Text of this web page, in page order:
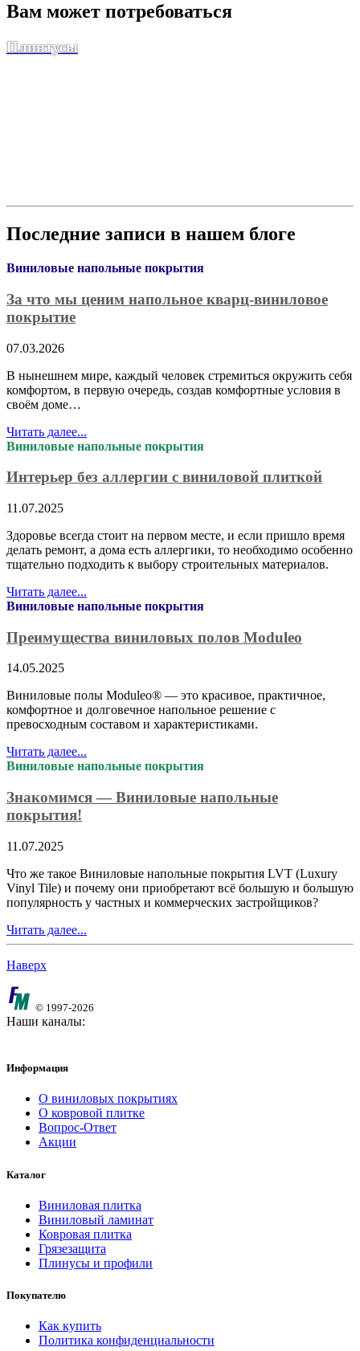
Вам может потребоваться
Плинтусы
Последние записи в нашем блоге
Виниловые напольные покрытия
За что мы ценим напольное кварц-виниловое
покрытие
07.03.2026
В нынешнем мире, каждый человек стремиться окружить себя
комфортом, в первую очередь, создав комфортные условия в
своём доме…
Читать далее...
Виниловые напольные покрытия
Интерьер без аллергии с виниловой плиткой
11.07.2025
Здоровье всегда стоит на первом месте, и если пришло время
делать ремонт, а дома есть аллергики, то необходимо особенно
тщательно подходить к выбору строительных материалов.
Читать далее...
Виниловые напольные покрытия
Преимущества виниловых полов Moduleo
14.05.2025
Виниловые полы Moduleo® — это красивое, практичное,
комфортное и долговечное напольное решение с
превосходным составом и характеристиками.
Читать далее...
Виниловые напольные покрытия
Знакомимся — Виниловые напольные
покрытия!
11.07.2025
Что же такое Виниловые напольные покрытия LVT (Luxury
Vinyl Tile) и почему они приобретают всё большую и большую
популярность у частных и коммерческих застройщиков?
Читать далее...
Наверх
© 1997-2026
Наши каналы:
Информация
О виниловых покрытиях
О ковровой плитке
Вопрос-Ответ
Акции
Каталог
Виниловая плитка
Виниловый ламинат
Ковровая плитка
Грязезащита
Плинусы и профили
Покупателю
Как купить
Политика конфиденциальности